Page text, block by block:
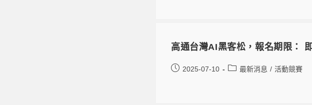
高通台灣AI黑客松，報名期限：
2025-07-10 最新消息 / 活動競賽